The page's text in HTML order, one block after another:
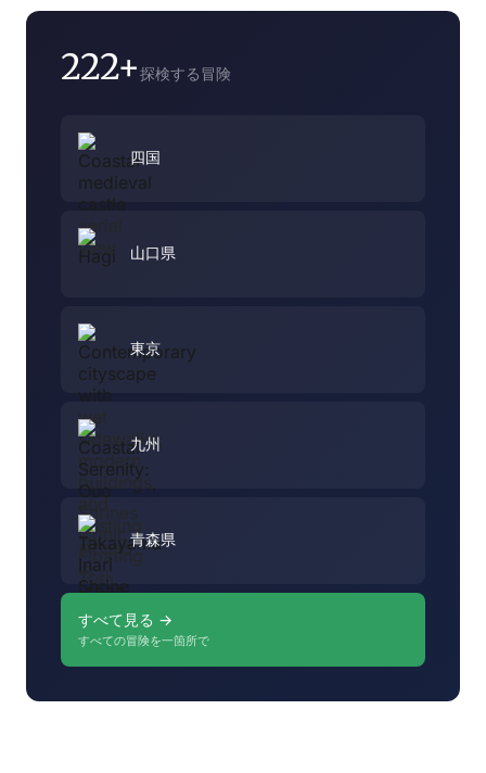
222+探検する冒険
四国
山口県
東京
九州
青森県
すべて見る →
すべての冒険を一箇所で